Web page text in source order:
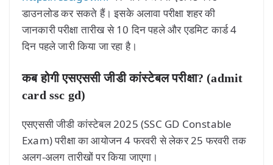
डाउनलोड कर सकते हैं। इसके अलावा परीक्षा शहर की
जानकारी परीक्षा तारीख से 10 दिन पहले और एडमिट कार्ड 4
दिन पहले जारी किया जा रहा है।
कब होगी एसएससी जीडी कांस्टेबल परीक्षा? (admit
card ssc gd)
एसएससी जीडी कांस्टेबल 2025 (SSC GD Constable
Exam) परीक्षा का आयोजन 4 फरवरी से लेकर 25 फरवरी तक
अलग-अलग तारीखों पर किया जाएगा।